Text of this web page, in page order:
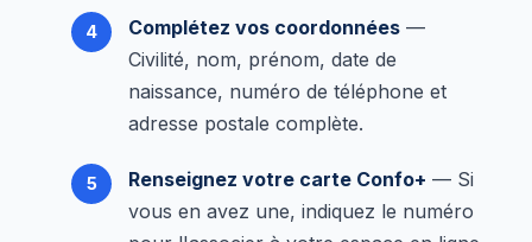
Complétez vos coordonnées —
Civilité, nom, prénom, date de
naissance, numéro de téléphone et
adresse postale complète.
Renseignez votre carte Confo+ — Si
vous en avez une, indiquez le numéro